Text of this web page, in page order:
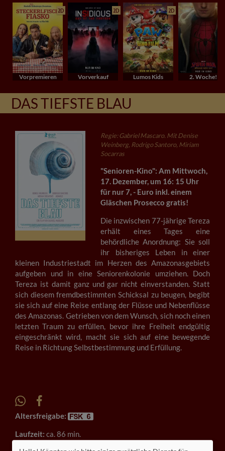
2D
Vorpremieren
2D
Vorverkauf
2D
Lumos Kids 2. Woche!
DAS TIEFSTE BLAU
Regie: Gabriel Mascaro. Mit Denise
Weinberg, Rodrigo Santoro, Miriam
Socarras
"Senioren-Kino": Am Mittwoch,
17. Dezember, um 16: 15 Uhr
für nur 7, - Euro inkl. einem
Gläschen Prosecco gratis!
Die inzwischen 77-jährige Tereza
erhält eines Tages eine
behördliche Anordnung: Sie soll
ihr bisheriges Leben in einer
kleinen Industriestadt im Herzen des Amazonasgebiets
aufgeben und in eine Seniorenkolonie umziehen. Doch
Tereza ist damit ganz und gar nicht einverstanden. Statt
sich diesem fremdbestimmten Schicksal zu beugen, begibt
sie sich auf eine Reise entlang der Flüsse und Nebenflüsse
des Amazonas. Getrieben von dem Wunsch, sich noch einen
letzten Traum zu erfüllen, bevor ihre Freiheit endgültig
eingeschränkt wird, macht sie sich auf eine bewegende
Reise in Richtung Selbstbestimmung und Erfüllung.
Altersfreigabe:
Laufzeit: ca. 86 min.